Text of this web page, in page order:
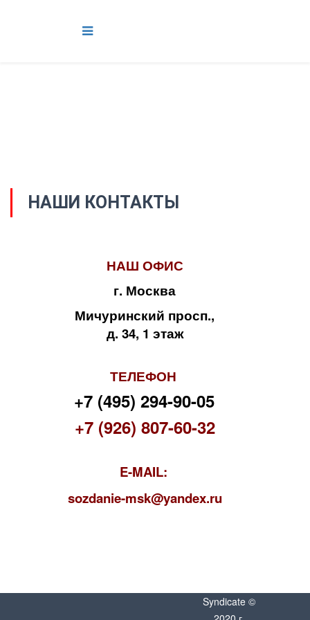
НАШИ КОНТАКТЫ
НАШ ОФИС
г. Москва
Мичуринский просп.,
д. 34, 1 этаж
ТЕЛЕФОН
+7 (495) 294-90-05
+7 (926) 807-60-32
E-MAIL:
sozdanie-msk@yandex.ru
Syndicate ©